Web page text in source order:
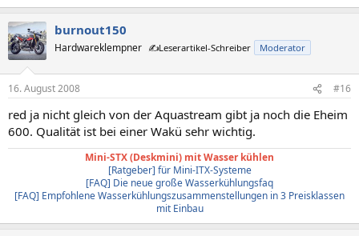
burnout150
Hardwareklempner ✍️Leserartikel-Schreiber Moderator
16. August 2008 #16
red ja nicht gleich von der Aquastream gibt ja noch die Eheim
600. Qualität ist bei einer Wakü sehr wichtig.
Mini-STX (Deskmini) mit Wasser kühlen
[Ratgeber] für Mini-ITX-Systeme
[FAQ] Die neue große Wasserkühlungsfaq
[FAQ] Empfohlene Wasserkühlungszusammenstellungen in 3 Preisklassen
mit Einbau